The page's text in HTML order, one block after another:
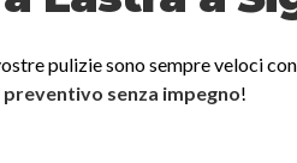
pulizie sono sempre veloci
senza impegno!